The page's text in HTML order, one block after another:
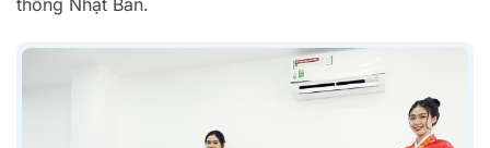
thống Nhật Bản.